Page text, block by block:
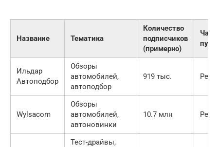
Название Тематика
Количество
подписчиков
(примерно)
Ильдар
Автоподбор
Обзоры
автомобилей,
автоподбор
919 тыс.
Wylsacom
Обзоры
автомобилей,
автоновинки
10.7 млн
Тест-драйвы,